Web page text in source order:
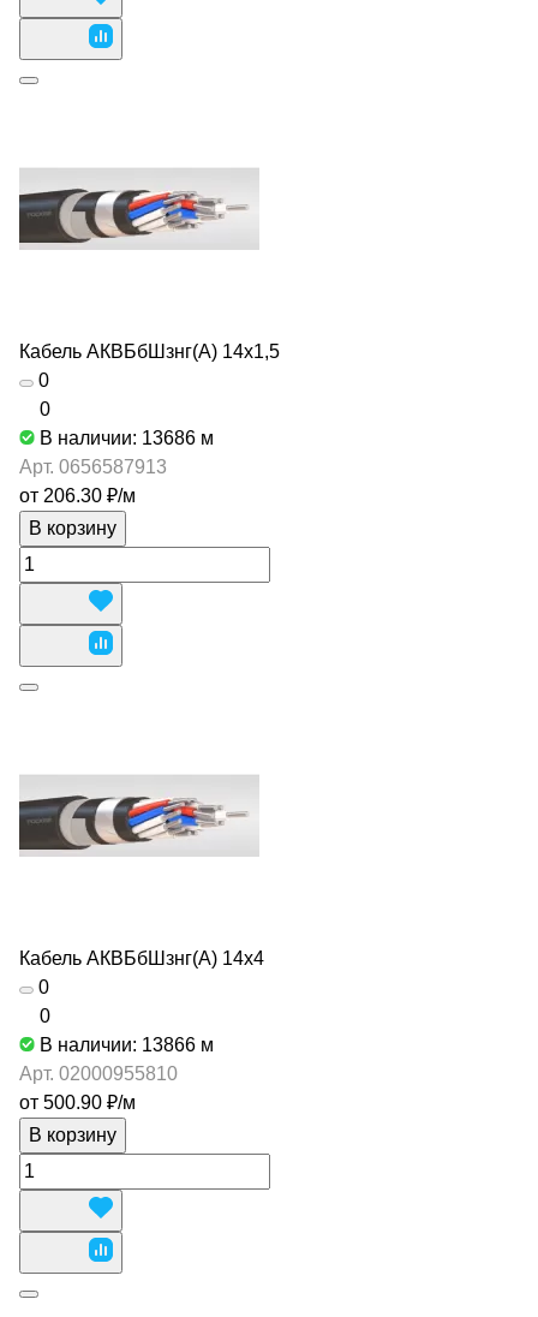
Кабель АКВБбШзнг(А) 14х1,5
0
0
В наличии: 13686 м
Арт. 0656587913
от 206.30 ₽/м
В корзину
Кабель АКВБбШзнг(А) 14х4
0
0
В наличии: 13866 м
Арт. 02000955810
от 500.90 ₽/м
В корзину